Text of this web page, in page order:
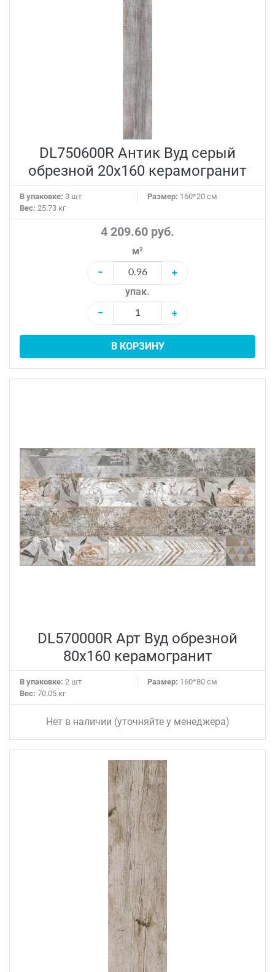
DL750600R Антик Вуд серый
обрезной 20x160 керамогранит
В упаковке: 3 шт Размер: 160*20 см
Вес: 25.73 кг
4 209.60 руб.
м²
−
+
упак.
−
+
В КОРЗИНУ
DL570000R Арт Вуд обрезной
80x160 керамогранит
В упаковке: 2 шт Размер: 160*80 см
Вес: 70.05 кг
Нет в наличии (уточняйте у менеджера)